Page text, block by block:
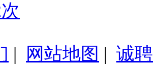
| 网站地图 | 诚聘